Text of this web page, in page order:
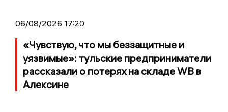
06/08/2026 17:20
«Чувствую, что мы беззащитные и
уязвимые»: тульские предприниматели
рассказали о потерях на складе WB в
Алексине